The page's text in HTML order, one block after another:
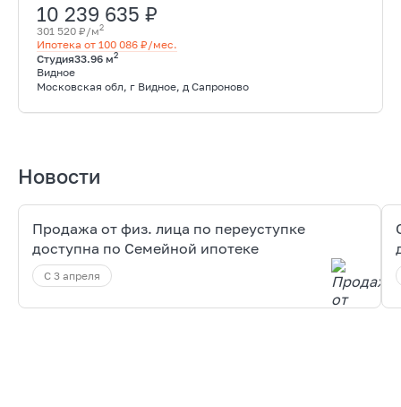
10 239 635 ₽
301 520 ₽/м2
Ипотека от 100 086 ₽/мес.
Студия33.96 м2
Видное
Московская обл, г Видное, д Сапроново
Новости
Продажа от физ. лица по переуступке
доступна по Семейной ипотеке
С 3 апреля